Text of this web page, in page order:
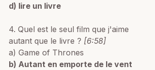
d) lire un livre
4. Quel est le seul film que j'aime
autant que le livre ? [6:58]
a) Game of Thrones
b) Autant en emporte de le vent